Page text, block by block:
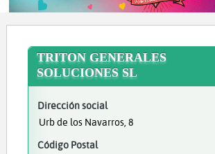
TRITON GENERALES
SOLUCIONES SL
Dirección social
Urb de los Navarros, 8
Código Postal